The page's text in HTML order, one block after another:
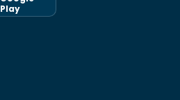
Play